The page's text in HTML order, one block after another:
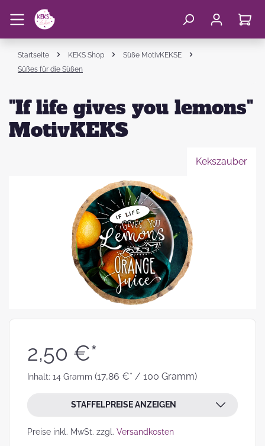
Startseite KEKS Shop
Süße MotivKEKSE
Süßes für die Süßen
"If life gives you lemons"
MotivKEKS
Kekszauber
2,50 €*
Inhalt: 14 Gramm (17,86 €* / 100 Gramm)
STAFFELPREISE ANZEIGEN
Preise inkl. MwSt. zzgl. Versandkosten